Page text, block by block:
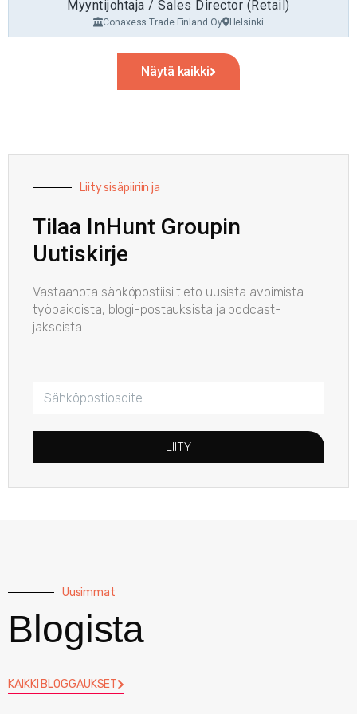
mahdollisuuden kasvaa osana innovatiivista ja kansainvälistä
Myyntijohtaja / Sales Director (Retail)
Conaxess Trade Finland Oy Helsinki
Näytä kaikki
Liity sisäpiiriin ja
Tilaa InHunt Groupin
Uutiskirje
Vastaanota sähköpostiisi tieto uusista avoimista
työpaikoista, blogi-postauksista ja podcast-
jaksoista.
LIITY
Uusimmat
Blogista
KAIKKI BLOGGAUKSET